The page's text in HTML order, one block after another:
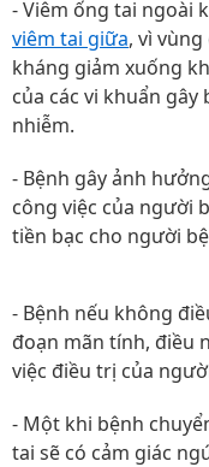
- Viêm ống tai ngoài
viêm tai giữa, vì
kháng giảm xuống
của các vi khuẩn
nhiễm.
- Bệnh gây ảnh
công việc của người
tiền bạc cho người
- Bệnh nếu không
đoạn mãn tính, điều
việc điều trị của
- Một khi bệnh
tai sẽ có cảm giác